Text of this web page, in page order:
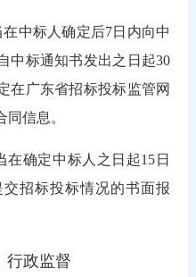
中标人确定后7日内向中
中标通知书发出之日起30
在广东省招标投标监管网
信息。
在确定中标人之日起15日
招标投标情况的书面报
行政监督